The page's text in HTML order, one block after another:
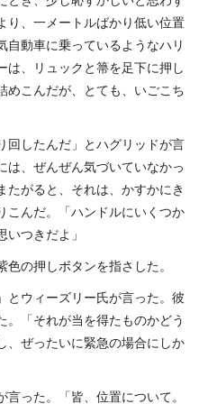
り、一メートルばかり低い位置
自動車に乗っているようなハリ
は、リュックと箒を足下に押し
めこんだが、とても、いごこち
回したんだ」とハグリッドが言
は、ぜんぜん気づいていなかっ
たがると、それは、かすかにき
こんだ。「ハンドルにいくつか
つきだよ」
の押しボタンを指さした。
とウィーズリー氏が言った。彼
。「それが当を得たものかどう
、ぜったいに緊急の場合にしか
言った。「皆、位置について。